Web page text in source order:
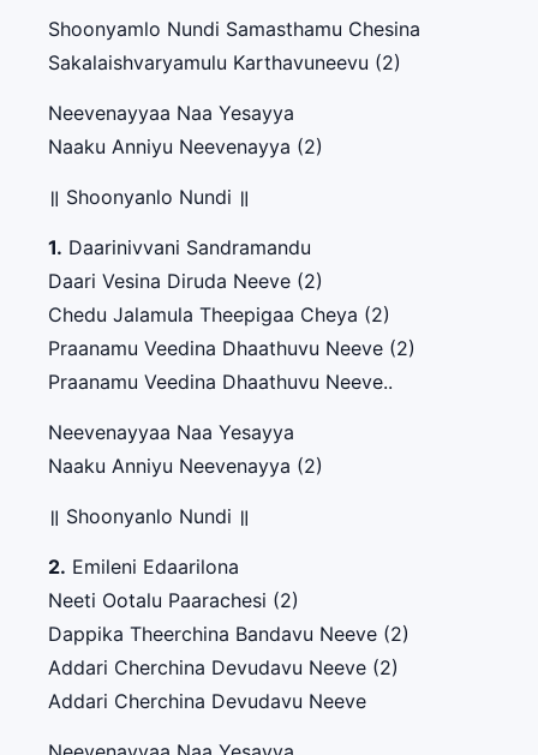
Shoonyamlo Nundi Samasthamu Chesina
Sakalaishvaryamulu Karthavuneevu (2)
Neevenayyaa Naa Yesayya
Naaku Anniyu Neevenayya (2)
॥ Shoonyanlo Nundi ॥
1. Daarinivvani Sandramandu
Daari Vesina Diruda Neeve (2)
Chedu Jalamula Theepigaa Cheya (2)
Praanamu Veedina Dhaathuvu Neeve (2)
Praanamu Veedina Dhaathuvu Neeve..
Neevenayyaa Naa Yesayya
Naaku Anniyu Neevenayya (2)
॥ Shoonyanlo Nundi ॥
2. Emileni Edaarilona
Neeti Ootalu Paarachesi (2)
Dappika Theerchina Bandavu Neeve (2)
Addari Cherchina Devudavu Neeve (2)
Addari Cherchina Devudavu Neeve